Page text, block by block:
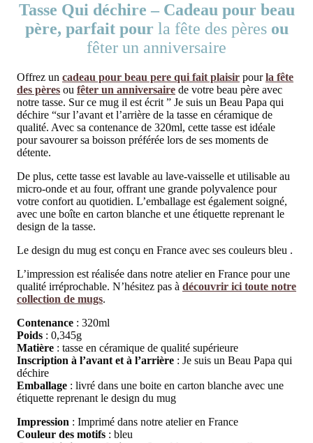
Tasse Qui déchire – Cadeau pour beau
père, parfait pour la fête des pèresou
fêter un anniversaire
Offrez un cadeau pour beau pere qui fait plaisir pourla fête
des pères ou fêter un anniversaire de votre beau père avec
notre tasse. Sur ce mug il est écrit ” Je suis un Beau Papa qui
déchire “sur l’avant et l’arrière de la tasse en céramique de
qualité. Avec sa contenance de 320ml, cette tasse est idéale
pour savourer sa boisson préférée lors de ses moments de
détente.
De plus, cette tasse est lavable au lave-vaisselle et utilisable au
micro-onde et au four, offrant une grande polyvalence pour
votre confort au quotidien. L’emballage est également soigné,
avec une boîte en carton blanche et une étiquette reprenant le
design de la tasse.
Le design du mug est conçu en France avec ses couleurs bleu .
L’impression est réalisée dans notre atelier en France pour une
qualité irréprochable. N’hésitez pas à découvrir ici toute notre
collection de mugs.
Contenance : 320ml
Poids : 0,345g
Matière : tasse en céramique de qualité supérieure
Inscription à l’avant et à l’arrière : Je suis un Beau Papa qui
déchire
Emballage : livré dans une boite en carton blanche avec une
étiquette reprenant le design du mug
Impression : Imprimé dans notre atelier en France
Couleur des motifs : bleu